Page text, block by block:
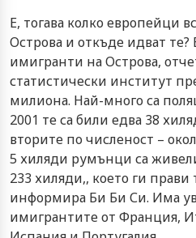
Е, тогава колко европейци
Острова и откъде идват
имигранти на Острова,
статистически институт
милиона. Най-много са
2001 те са били едва 38
вторите по численост –
5 хиляди румънци са
233 хиляди,, което ги
информира Би Би Си. Има
имигрантите от Франция,